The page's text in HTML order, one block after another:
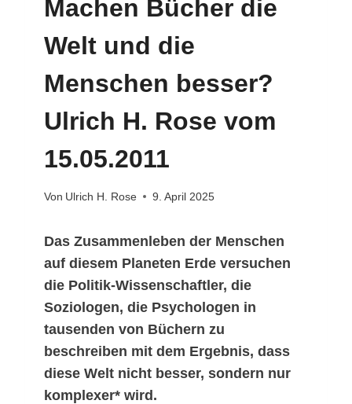
Machen Bücher die
Welt und die
Menschen besser?
Ulrich H. Rose vom
15.05.2011
Von Ulrich H. Rose 9. April 2025
Das Zusammenleben der Menschen
auf diesem Planeten Erde versuchen
die Politik-Wissenschaftler, die
Soziologen, die Psychologen in
tausenden von Büchern zu
beschreiben mit dem Ergebnis, dass
diese Welt nicht besser, sondern nur
komplexer* wird.